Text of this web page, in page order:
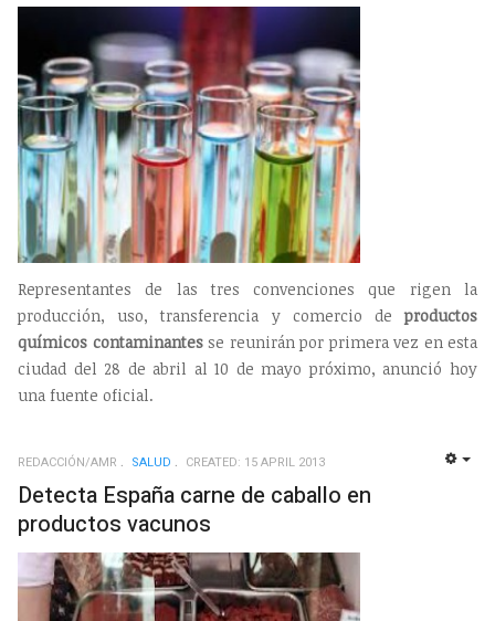
Representantes de las tres convenciones que rigen la
producción, uso, transferencia y comercio deproductos
químicos contaminantesse reunirán por primera vez en esta
ciudad del 28 de abril al 10 de mayo próximo, anunció hoy
una fuente oficial.
REDACCIÓN/AMR SALUD CREATED: 15 APRIL 2013
Detecta España carne de caballo en
productos vacunos